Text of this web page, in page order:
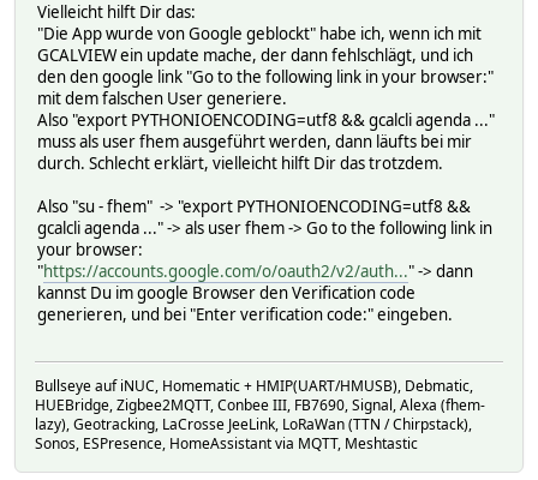
Vielleicht hilft Dir das:
"Die App wurde von Google geblockt" habe ich, wenn ich mit
GCALVIEW ein update mache, der dann fehlschlägt, und ich
den den google link "Go to the following link in your browser:"
mit dem falschen User generiere.
Also "export PYTHONIOENCODING=utf8 && gcalcli agenda ..."
muss als user fhem ausgeführt werden, dann läufts bei mir
durch. Schlecht erklärt, vielleicht hilft Dir das trotzdem.
Also "su - fhem" -> "export PYTHONIOENCODING=utf8 &&
gcalcli agenda ..." -> als user fhem -> Go to the following link in
your browser:
"https://accounts.google.com/o/oauth2/v2/auth..." -> dann
kannst Du im google Browser den Verification code
generieren, und bei "Enter verification code:" eingeben.
Bullseye auf iNUC, Homematic + HMIP(UART/HMUSB), Debmatic,
HUEBridge, Zigbee2MQTT, Conbee III, FB7690, Signal, Alexa (fhem-
lazy), Geotracking, LaCrosse JeeLink, LoRaWan (TTN / Chirpstack),
Sonos, ESPresence, HomeAssistant via MQTT, Meshtastic